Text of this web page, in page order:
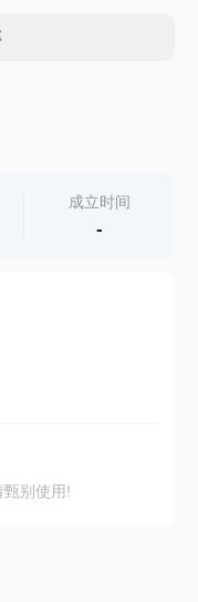
成立时间
-
别使用!